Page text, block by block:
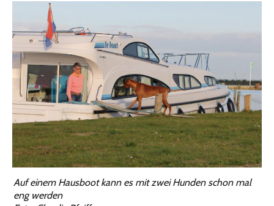
Auf einem Hausboot kann es mit zwei Hunden schon mal
eng werden